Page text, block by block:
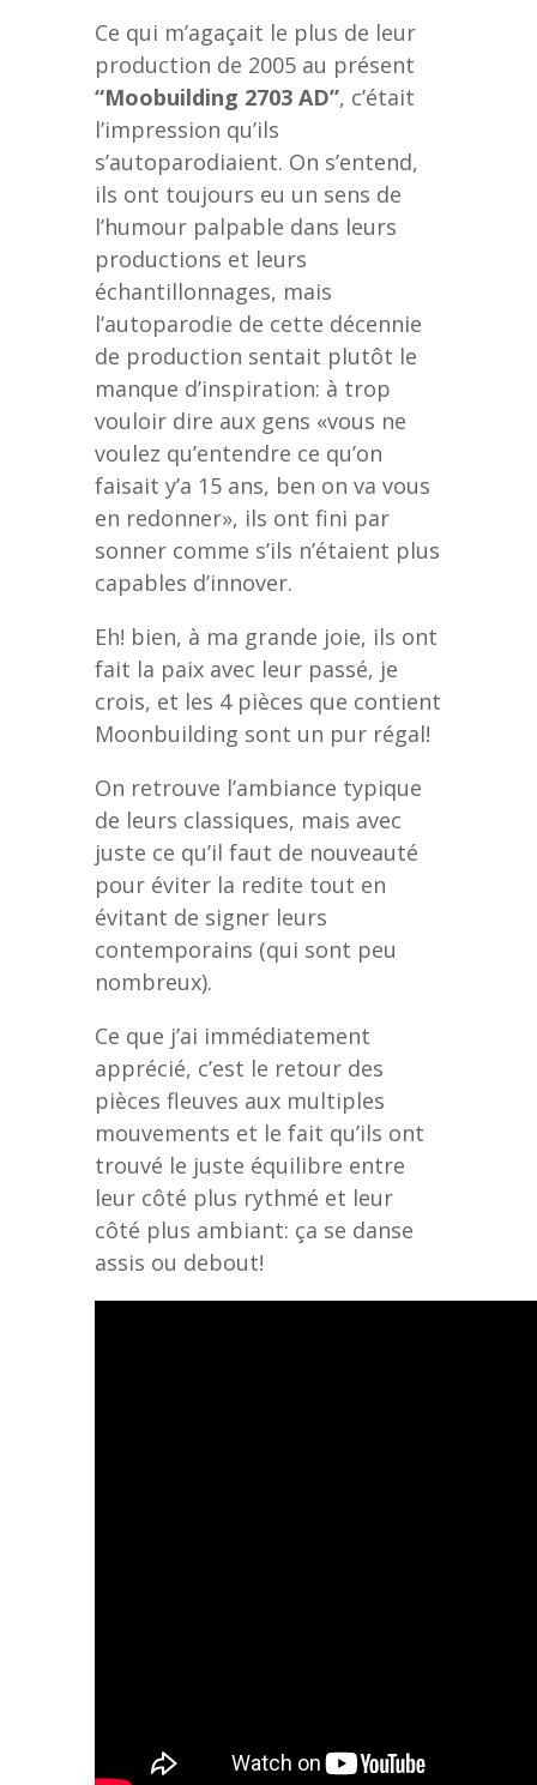
Ce qui m’agaçait le plus de leur
production de 2005 au présent
“Moobuilding 2703 AD”, c’était
l’impression qu’ils
s’autoparodiaient. On s’entend,
ils ont toujours eu un sens de
l’humour palpable dans leurs
productions et leurs
échantillonnages, mais
l’autoparodie de cette décennie
de production sentait plutôt le
manque d’inspiration: à trop
vouloir dire aux gens «vous ne
voulez qu’entendre ce qu’on
faisait y’a 15 ans, ben on va vous
en redonner», ils ont fini par
sonner comme s’ils n’étaient plus
capables d’innover.
Eh! bien, à ma grande joie, ils ont
fait la paix avec leur passé, je
crois, et les 4 pièces que contient
Moonbuilding sont un pur régal!
On retrouve l’ambiance typique
de leurs classiques, mais avec
juste ce qu’il faut de nouveauté
pour éviter la redite tout en
évitant de signer leurs
contemporains (qui sont peu
nombreux).
Ce que j’ai immédiatement
apprécié, c’est le retour des
pièces fleuves aux multiples
mouvements et le fait qu’ils ont
trouvé le juste équilibre entre
leur côté plus rythmé et leur
côté plus ambiant: ça se danse
assis ou debout!